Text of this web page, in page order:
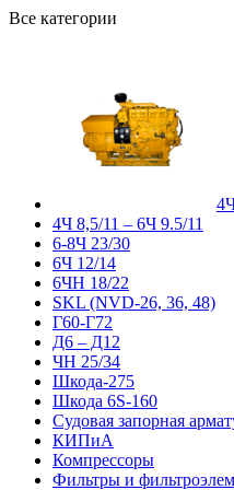
Все категории
4Ч 8,5/11 – 6Ч 9.5/11
6-8Ч 23/30
6Ч 12/14
6ЧН 18/22
SKL (NVD-26, 36, 48)
Г60-Г72
Д6 – Д12
ЧН 25/34
Шкода-275
Шкода 6S-160
Судовая запорная
КИПиА
Компрессоры
Фильтры и